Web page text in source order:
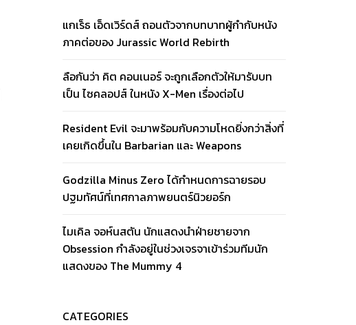
แกเร็ธ เอ็ดเวิร์ดส์ ถอนตัวจากบทบาทผู้กำกับหนัง
ภาคต่อของ Jurassic World Rebirth
ลือกันว่า คิต คอนเนอร์ จะถูกเลือกตัวให้มารับบท
เป็น ไซคลอปส์ ในหนัง X-Men เรื่องต่อไป
Resident Evil จะมาพร้อมกับความโหดยิ่งกว่าสิ่งที่
เคยเกิดขึ้นใน Barbarian และ Weapons
Godzilla Minus Zero ได้กำหนดการฉายรอบ
ปฐมทัศน์ที่เทศกาลภาพยนตร์นิวยอร์ก
ไมเคิล จอห์นสตัน นักแสดงนำฝ่ายชายจาก
Obsession กำลังอยู่ในช่วงเจรจาเข้าร่วมทีมนัก
แสดงของ The Mummy 4
CATEGORIES